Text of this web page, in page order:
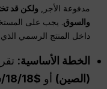
مدفوعة الأجر, ولكن قد
والسوق. يجب على
داخل المنتج الرسمي
الخطة الأساسية:
(الصين) أو $18/18/شهر (دولي)